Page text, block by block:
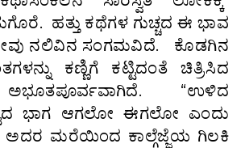
ಹತ್ತು ಕಥೆಗಳ ಗುಚ್ಚದ ಈ ಭಾವ
ನಲಿವಿನ ಸಂಗಮವಿದೆ. ಕೊಡಗಿನ
ಕಣ್ಣಿಗೆ ಕಟ್ಟಿದಂತೆ ಚಿತ್ರಿಸಿದ
“ಉಳಿದ
ಭಾಗ ಆಗಲೋ ಈಗಲೋ ಎಂದು
ಅದರ ಮರೆಯಿಂದ ಕಾಲ್ಗೆಜ್ಜೆಯ ಗಿಲಕಿ